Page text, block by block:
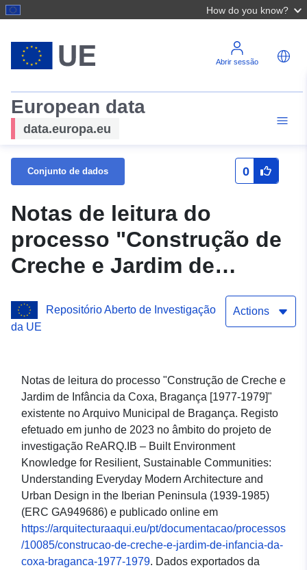
How do you know?
Abrir sessão
European data
data.europa.eu
Conjunto de dados 0
Notas de leitura do
processo "Construção de
Creche e Jardim de
Bragança [1977-1979]"
Repositório Aberto de Investigação
da UE
Actions
Notas de leitura do processo "Construção de Creche e
Jardim de Infância da Coxa, Bragança [1977-1979]"
existente no Arquivo Municipal de Bragança. Registo
efetuado em junho de 2023 no âmbito do projeto de
investigação ReARQ.IB – Built Environment
Knowledge for Resilient, Sustainable Communities:
Understanding Everyday Modern Architecture and
Urban Design in the Iberian Peninsula (1939-1985)
(ERC GA949686) e publicado online em
https://arquitecturaaqui.eu/pt/documentacao/processos
/10085/construcao-de-creche-e-jardim-de-infancia-da-
coxa-braganca-1977-1979. Dados exportados da